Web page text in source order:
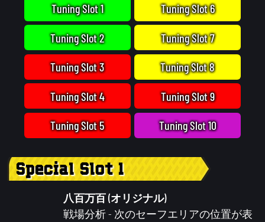
Tuning Slot 1
Tuning Slot 2
Tuning Slot 3
Tuning Slot 4
Tuning Slot 5
Tuning Slot 6
Tuning Slot 7
Tuning Slot 8
Tuning Slot 9
Tuning Slot 10
Special Slot 1
八百万百 (オリジナル)
戦場分析- 次のセーフエリアの位置が表